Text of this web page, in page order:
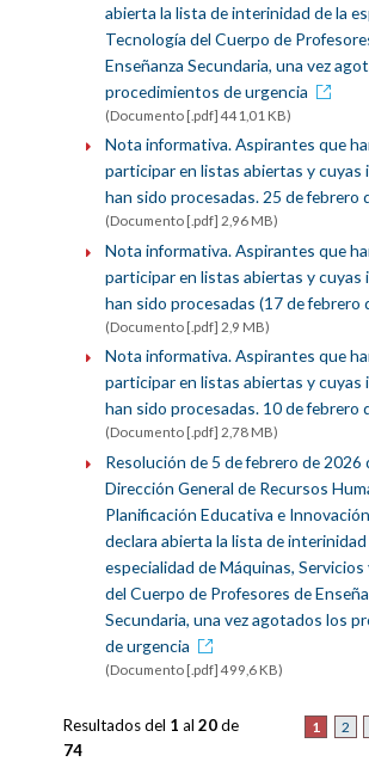
abierta la lista de interinidad de la
Tecnología del Cuerpo de
Enseñanza Secundaria, una vez
procedimientos de urgencia
(Documento [.pdf] 441,01 KB)
Nota informativa. Aspirantes que
participar en listas abiertas y cuyas
han sido procesadas. 25 de febrero
(Documento [.pdf] 2,96 MB)
Nota informativa. Aspirantes que
participar en listas abiertas y cuyas
han sido procesadas (17 de febrero
(Documento [.pdf] 2,9 MB)
Nota informativa. Aspirantes que
participar en listas abiertas y cuyas
han sido procesadas. 10 de febrero
(Documento [.pdf] 2,78 MB)
Resolución de 5 de febrero de 2026
Dirección General de Recursos
Planificación Educativa e
declara abierta la lista de interinidad
especialidad de Máquinas,
del Cuerpo de Profesores de
Secundaria, una vez agotados los
de urgencia
(Documento [.pdf] 499,6 KB)
1 2
Resultados del 1 al20de
74